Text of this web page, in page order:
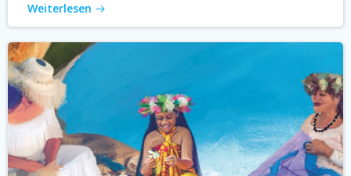
Weiterlesen